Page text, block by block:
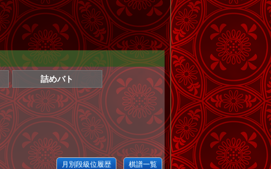
詰めバト
月別段級位履歴 棋譜一覧